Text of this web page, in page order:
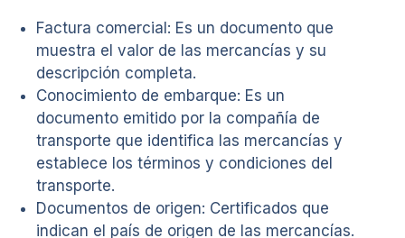
Factura comercial: Es un documento que
muestra el valor de las mercancías y su
descripción completa.
Conocimiento de embarque: Es un
documento emitido por la compañía de
transporte que identifica las mercancías y
establece los términos y condiciones del
transporte.
Documentos de origen: Certificados que
indican el país de origen de las mercancías.